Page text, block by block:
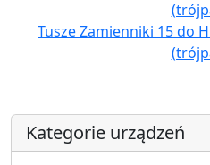
Tusze Zamienniki 15 do
Kategorie urządzeń